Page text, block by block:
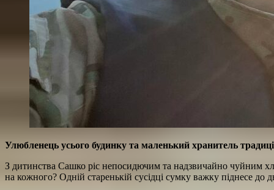
Улюбленець усього будинку та маленький хранитель
З дитинства Сашко ріс непосидючим та надзвичайно чуйним
на кожного? Одній старенькій сусідці сумку важку піднесе